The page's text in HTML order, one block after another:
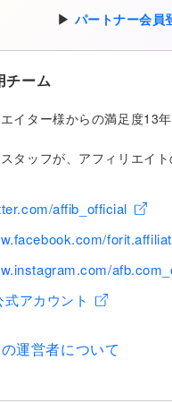
パートナー会員
チーム
イター様からの満足度13
タッフが、アフィリエイト
affib_official
アカウント
運営者について